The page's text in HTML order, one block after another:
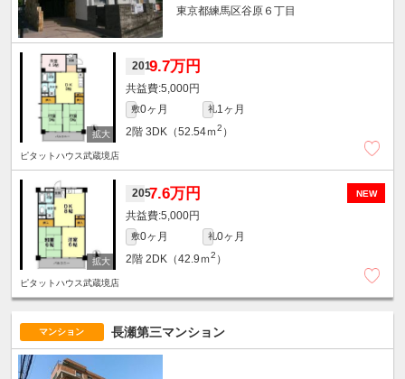
東京都練馬区谷原６丁目
2019.7万円
5,000円
敷0ヶ月 礼1ヶ月
2階 3DK（52.54ｍ2 ）
ピタットハウス武蔵境店
NEW
2057.6万円
5,000円
敷0ヶ月 礼0ヶ月
2階 2DK（42.9ｍ2 ）
ピタットハウス武蔵境店
マンション 長瀬第三マンション